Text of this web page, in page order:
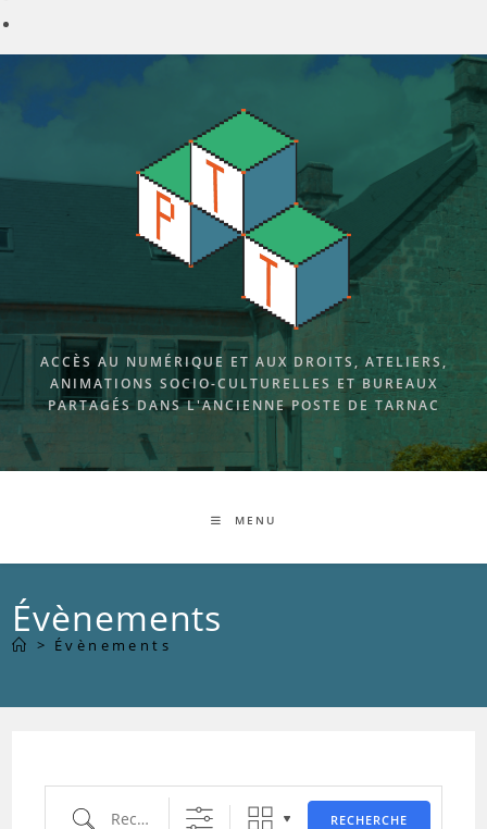
ACCÈS AU NUMÉRIQUE ET AUX DROITS, ATELIERS,
ANIMATIONS SOCIO-CULTURELLES ET BUREAUX
PARTAGÉS DANS L'ANCIENNE POSTE DE TARNAC
MENU
Évènements
> Évènements
Recherche RECHERCHE